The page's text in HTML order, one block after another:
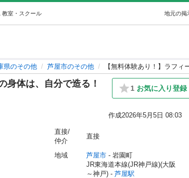
教室・スクール 地元の掲
県のその他 芦屋市のその他 【無料体験あり！】ラフ
身体は、自分で造る！ 1 お気に入り登録
作成2026年5月5日 08:03
直接/
仲介
直接
地域 芦屋市 - 岩園町
JR東海道本線(JR神戸線)(大阪
～神戸) - 芦屋駅